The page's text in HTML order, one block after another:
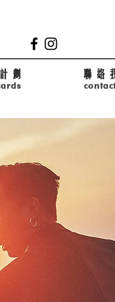
劃 聯絡